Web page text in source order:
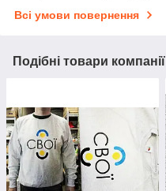
Всі умови повернення
Подібні товари компанії